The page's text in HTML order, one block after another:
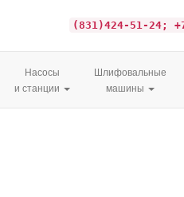
(831)424-51-24;
Насосы
и станции
Шлифовальные
машины